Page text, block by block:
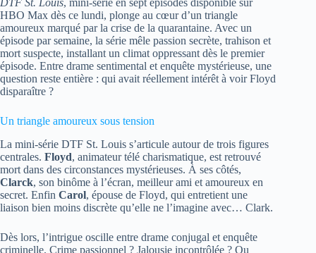
DTF St. Louis, mini-série en sept épisodes disponible sur
HBO Max dès ce lundi, plonge au cœur d’un triangle
amoureux marqué par la crise de la quarantaine. Avec un
épisode par semaine, la série mêle passion secrète, trahison et
mort suspecte, installant un climat oppressant dès le premier
épisode. Entre drame sentimental et enquête mystérieuse, une
question reste entière : qui avait réellement intérêt à voir Floyd
disparaître ?
Un triangle amoureux sous tension
La mini-série DTF St. Louis s’articule autour de trois figures
centrales. Floyd, animateur télé charismatique, est retrouvé
mort dans des circonstances mystérieuses. À ses côtés,
Clarck, son binôme à l’écran, meilleur ami et amoureux en
secret. Enfin Carol, épouse de Floyd, qui entretient une
liaison bien moins discrète qu’elle ne l’imagine avec… Clark.
Dès lors, l’intrigue oscille entre drame conjugal et enquête
criminelle. Crime passionnel ? Jalousie incontrôlée ? Ou